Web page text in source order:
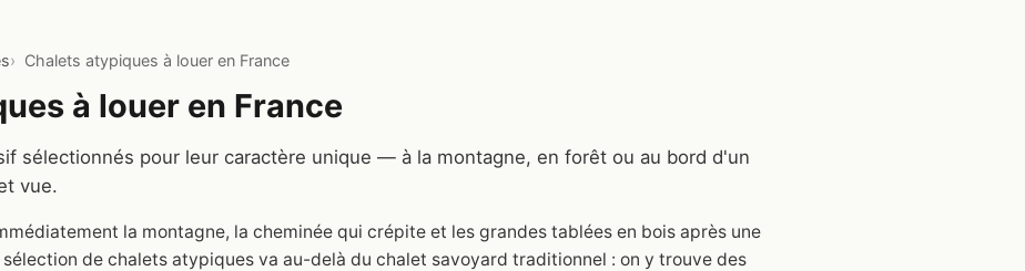
Chalets atypiques à louer en France
à louer en France
sélectionnés pour leur caractère unique — à la montagne, en forêt ou au bord d'un
vue.
la montagne, la cheminée qui crépite et les grandes tablées en bois après une
de chalets atypiques va au-delà du chalet savoyard traditionnel : on y trouve des